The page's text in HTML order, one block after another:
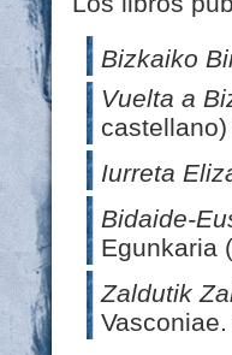
Bizkaiko
Vuelta a
Iurreta
Bidaide-
Egunkaria
Zaldutik